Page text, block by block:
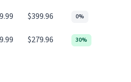
$399.96 0%
$279.96 30%